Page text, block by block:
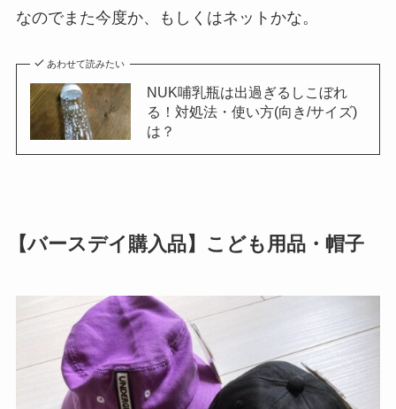
なのでまた今度か、もしくはネットかな。
あわせて読みたい
NUK哺乳瓶は出過ぎるしこぼれ
る！対処法・使い方(向き/サイズ)
は？
【バースデイ購入品】こども用品・帽子